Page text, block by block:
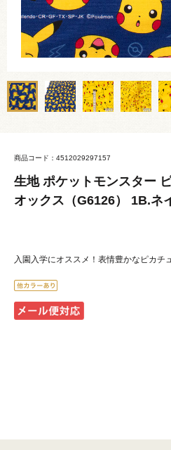
商品コード：4512029297157
生地 ポケットモンスター
オックス（G6126） 1B.ネ
入園入学にオススメ！表情豊かなピカチ